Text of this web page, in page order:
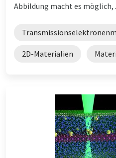
Abbildung macht es möglich,
2D-Materialien